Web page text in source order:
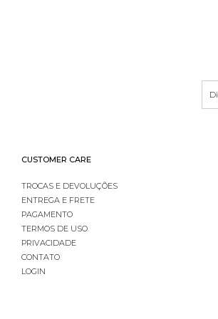
CUSTOMER CARE
TROCAS E DEVOLUÇÕES
ENTREGA E FRETE
PAGAMENTO
TERMOS DE USO
PRIVACIDADE
CONTATO
LOGIN